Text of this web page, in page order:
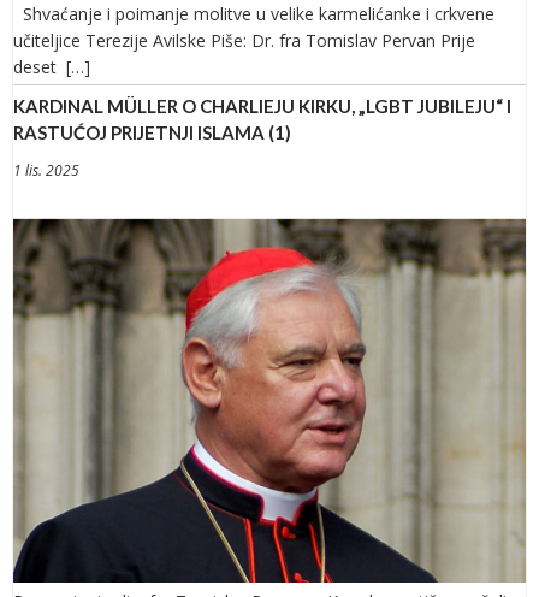
Shvaćanje i poimanje molitve u velike karmelićanke i crkvene
učiteljice Terezije Avilske Piše: Dr. fra Tomislav Pervan Prije
deset […]
KARDINAL MÜLLER O CHARLIEJU KIRKU, „LGBT JUBILEJU“ I
RASTUĆOJ PRIJETNJI ISLAMA (1)
1 lis. 2025